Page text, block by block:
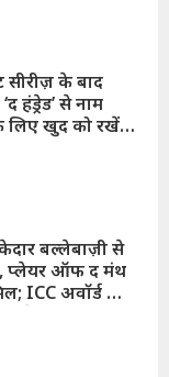
के बाद
हंड्रेड’ से नाम
लिए खुद को रखेंगे
बल्लेबाज़ी से
प्लेयर ऑफ द मंथ
ICC अवॉर्ड की
से सीधी टक्कर!